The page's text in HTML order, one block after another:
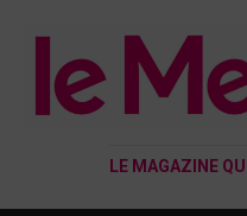
LE MAGAZINE